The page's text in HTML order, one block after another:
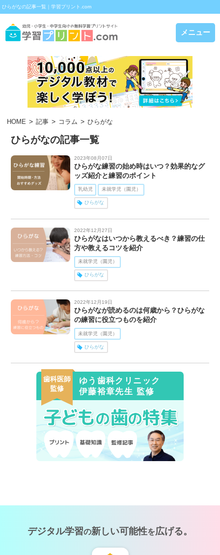
ひらがなの記事一覧｜学習プリント.com
メニュー
HOME 記事 コラム ひらがな
ひらがなの記事一覧
2023年08月07日
ひらがな練習の始め時はいつ？効果的なグ
ッズ紹介と練習のポイント
乳幼児 未就学児（園児）
ひらがな
2022年12月27日
ひらがなはいつから教えるべき？練習の仕
方や教えるコツを紹介
未就学児（園児）
ひらがな
2022年12月19日
ひらがなが読めるのは何歳から？ひらがな
の練習に役立つものを紹介
未就学児（園児）
ひらがな
歯科医師
監修
ゆう歯科クリニック
伊藤裕章先生 監修
デジタル学習の新しい可能性を広げる。